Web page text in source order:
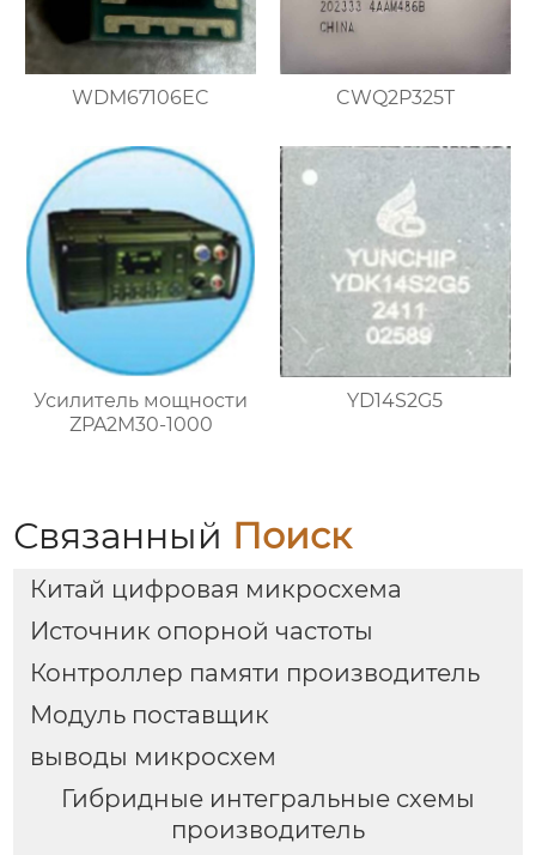
WDM67106EC CWQ2P325T
Усилитель мощности
ZPA2M30-1000
YD14S2G5
Связанный Поиск
Китай цифровая микросхема
Источник опорной частоты
Контроллер памяти производитель
Модуль поставщик
выводы микросхем
Гибридные интегральные схемы
производитель